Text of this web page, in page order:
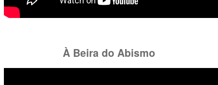
À Beira do Abismo